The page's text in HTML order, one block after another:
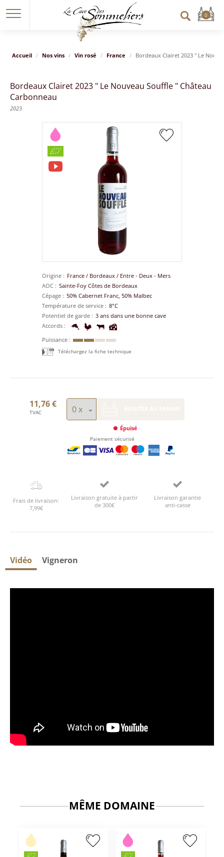
Accueil Nos vins Vin rosé France Bordeaux Clairet 2023 " Le
Bordeaux Clairet 2023 " Le Nouveau Souffle " Château
Carbonneau
2023
Origine France / Bordeaux / Entre - Deux - Mers
AOC
Sainte-Foy Côtes de Bordeaux
Cépage
50% Cabernet Franc, 50% Malbec
Température de service
8°C
Potentiel de garde
3 ans dans une bonne cave
Accords
Puissance
Téléchargez la fiche technique
11,76 €
TVAC
Épuisé
Paiement sécurisé
Frais de livraison:
7,99€
Livraison gratuite à partir
de 300€
Livraison garantie
anti-casse
Vidéo Vigneron
MÊME DOMAINE